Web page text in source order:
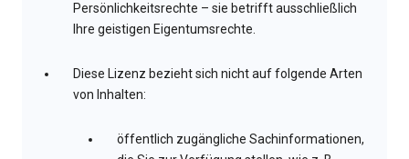
Persönlichkeitsrechte – sie betrifft ausschließlich
Ihre geistigen Eigentumsrechte.
Diese Lizenz bezieht sich nicht auf folgende Arten
von Inhalten:
öffentlich zugängliche Sachinformationen,